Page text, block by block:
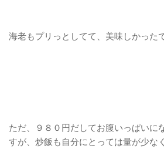
海老もプリっとしてて、美味しかった
ただ、９８０円だしてお腹いっぱいに
すが、炒飯も自分にとっては量が少な